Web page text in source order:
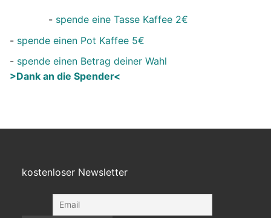
- spende eine Tasse Kaffee 2€
- spende einen Pot Kaffee 5€
- spende einen Betrag deiner Wahl
>Dank an die Spender<
kostenloser Newsletter